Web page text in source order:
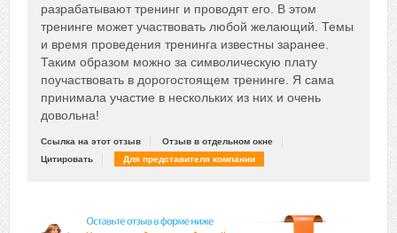
разрабатывают тренинг и проводят его. В этом
тренинге может участвовать любой желающий. Темы
и время проведения тренинга известны заранее.
Таким образом можно за символическую плату
поучаствовать в дорогостоящем тренинге. Я сама
принимала участие в нескольких из них и очень
довольна!
Ссылка на этот отзыв
Отзыв в отдельном окне
Цитировать
Для представителя компании